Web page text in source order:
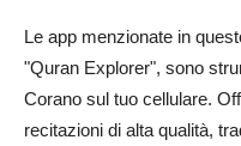
Le app menzionate in
"Quran Explorer", sono
Corano sul tuo cellulare.
recitazioni di alta qualità,